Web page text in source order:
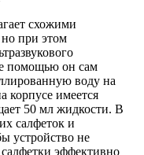
схожими
при этом
помощью он сам
воду на
корпусе имеется
50 мл жидкости. В
салфеток и
устройство не
эффективно